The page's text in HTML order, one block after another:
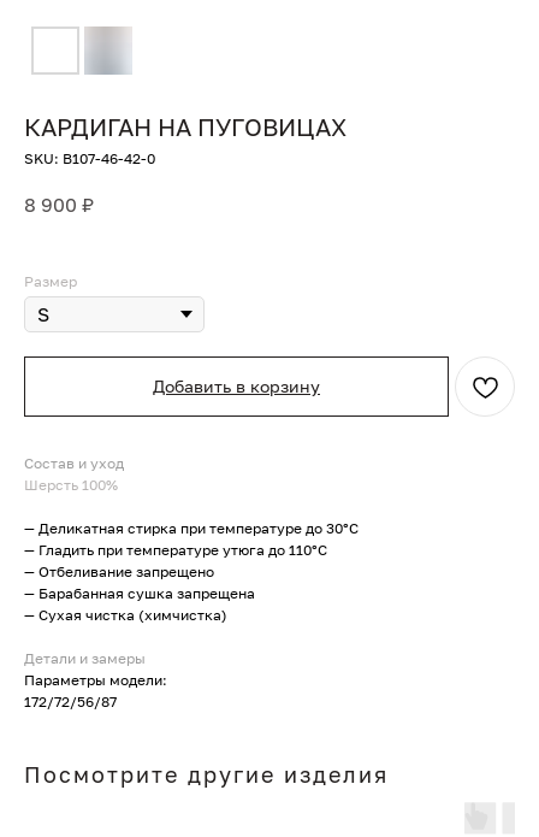
КАРДИГАН НА ПУГОВИЦАХ
SKU: B107-46-42-0
8 900 ₽
Размер
Добавить в корзину
Состав и уход
Шерсть 100%
— Деликатная стирка при температуре до 30°C
— Гладить при температуре утюга до 110°C
— Отбеливание запрещено
— Барабанная сушка запрещена
— Сухая чистка (химчистка)
Детали и замеры
Параметры модели:
172/72/56/87
Посмотрите другие изделия